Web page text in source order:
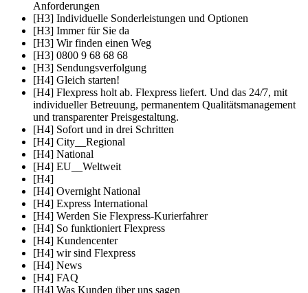
Anforderungen
[H3] Individuelle Sonderleistungen und Optionen
[H3] Immer für Sie da
[H3] Wir finden einen Weg
[H3] 0800 9 68 68 68
[H3] Sendungsverfolgung
[H4] Gleich starten!
[H4] Flexpress holt ab. Flexpress liefert. Und das 24/7, mit
individueller Betreuung, permanentem Qualitätsmanagement
und transparenter Preisgestaltung.
[H4] Sofort und in drei Schritten
[H4] City__Regional
[H4] National
[H4] EU__Weltweit
[H4]
[H4] Overnight National
[H4] Express International
[H4] Werden Sie Flexpress-Kurierfahrer
[H4] So funktioniert Flexpress
[H4] Kundencenter
[H4] wir sind Flexpress
[H4] News
[H4] FAQ
[H4] Was Kunden über uns sagen